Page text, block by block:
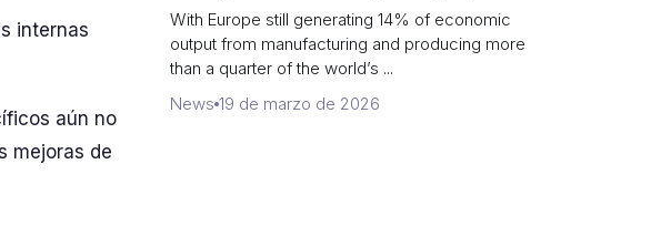
internas
aún no
mejoras de
ports and supply chains
With Europe still generating 14% of economic
output from manufacturing and producing more
than a quarter of the world’s ...
News 19 de marzo de 2026